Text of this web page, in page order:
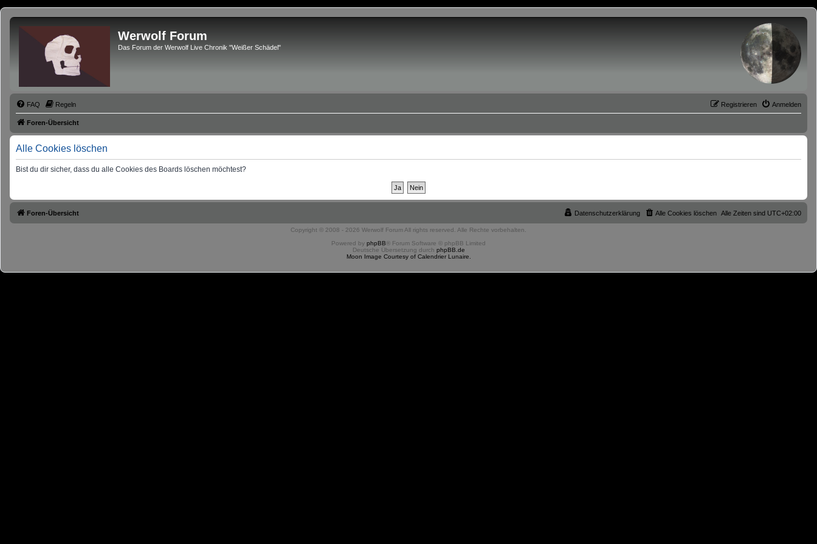
Werwolf Forum
Das Forum der Werwolf Live Chronik "Weißer Schädel"
FAQ Regeln Anmelden
Registrieren
Foren-Übersicht
Alle Cookies löschen
Bist du dir sicher, dass du alle Cookies des Boards löschen möchtest?
Foren-Übersicht Alle Zeiten sind UTC+02:00
Alle Cookies löschen
Datenschutzerklärung
Copyright © 2008 - 2026 Werwolf Forum All rights reserved. Alle Rechte vorbehalten.
Powered by phpBB ® Forum Software © phpBB Limited
Deutsche Übersetzung durch phpBB.de
Moon Image Courtesy of Calendrier Lunaire.